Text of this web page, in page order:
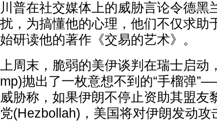
川普在社交媒体上的威胁言论令德黑
扰，为搞懂他的心理，他们不仅求助
始研读他的著作《交易的艺术》。
上周末，脆弱的美伊谈判在瑞士启动
mp)抛出了一枚意想不到的“手榴弹
威胁称，如果伊朗不停止资助其盟友
党(Hezbollah)，美国将对伊朗发动攻